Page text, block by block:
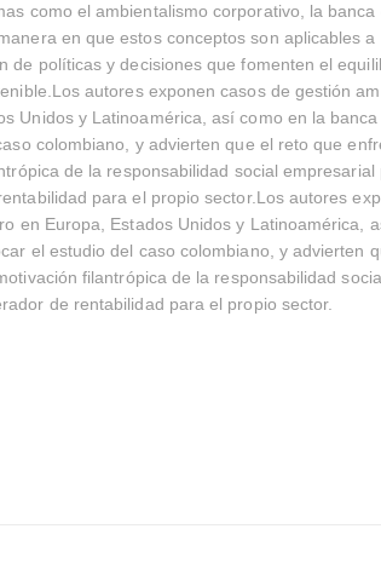
como el ambientalismo corporativo, la
en que estos conceptos son aplicables
de políticas y decisiones que fomenten el
autores exponen casos de gestión
Unidos y Latinoamérica, así como en la
colombiano, y advierten que el reto que
de la responsabilidad social
para el propio sector.Los autores
en Europa, Estados Unidos y Latinoamérica,
el estudio del caso colombiano, y advierten
filantrópica de la responsabilidad
de rentabilidad para el propio sector.